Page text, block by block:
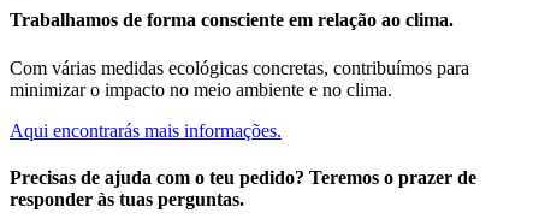
Trabalhamos de forma consciente em relação ao clima.
Com várias medidas ecológicas concretas, contribuímos para
minimizar o impacto no meio ambiente e no clima.
Aqui encontrarás mais informações.
Precisas de ajuda com o teu pedido? Teremos o prazer de
responder às tuas perguntas.